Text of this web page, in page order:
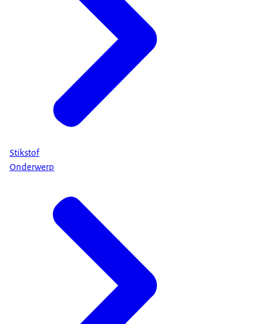
Stikstof
Onderwerp